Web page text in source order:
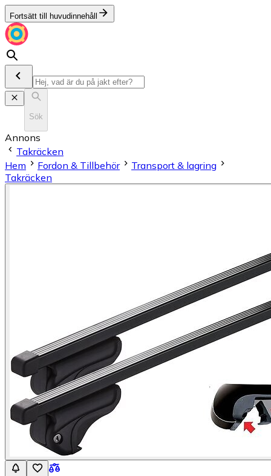
Fortsätt till huvudinnehåll
Sök
Annons
Takräcken
Hem
Fordon & Tillbehör
Transport & lagring
Takräcken